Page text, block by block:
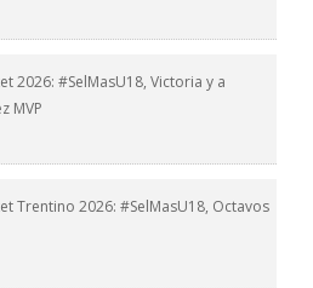
2026: #SelMasU18, Victoria y a
MVP
Trentino 2026: #SelMasU18, Octavos